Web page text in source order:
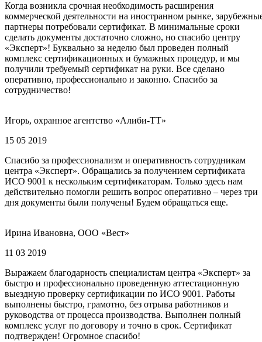
Когда возникла срочная необходимость расширения
коммерческой деятельности на иностранном рынке,
партнеры потребовали сертификат. В минимальные сроки
сделать документы достаточно сложно, но спасибо центру
«Эксперт»! Буквально за неделю был проведен полный
комплекс сертификационных и бумажных процедур, и мы
получили требуемый сертификат на руки. Все сделано
оперативно, профессионально и законно. Спасибо за
сотрудничество!
Игорь, охранное агентство «Алиби-ТТ»
15 05 2019
Спасибо за профессионализм и оперативность сотрудникам
центра «Эксперт». Обращались за получением сертификата
ИСО 9001 к нескольким сертификаторам. Только здесь нам
действительно помогли решить вопрос оперативно – через три
дня документы были получены! Будем обращаться еще.
Ирина Ивановна, ООО «Вест»
11 03 2019
Выражаем благодарность специалистам центра «Эксперт» за
быстро и профессионально проведенную аттестационную
выездную проверку сертификации по ИСО 9001. Работы
выполнены быстро, грамотно, без отрыва работников и
руководства от процесса производства. Выполнен полный
комплекс услуг по договору и точно в срок. Сертификат
подтвержден! Огромное спасибо!